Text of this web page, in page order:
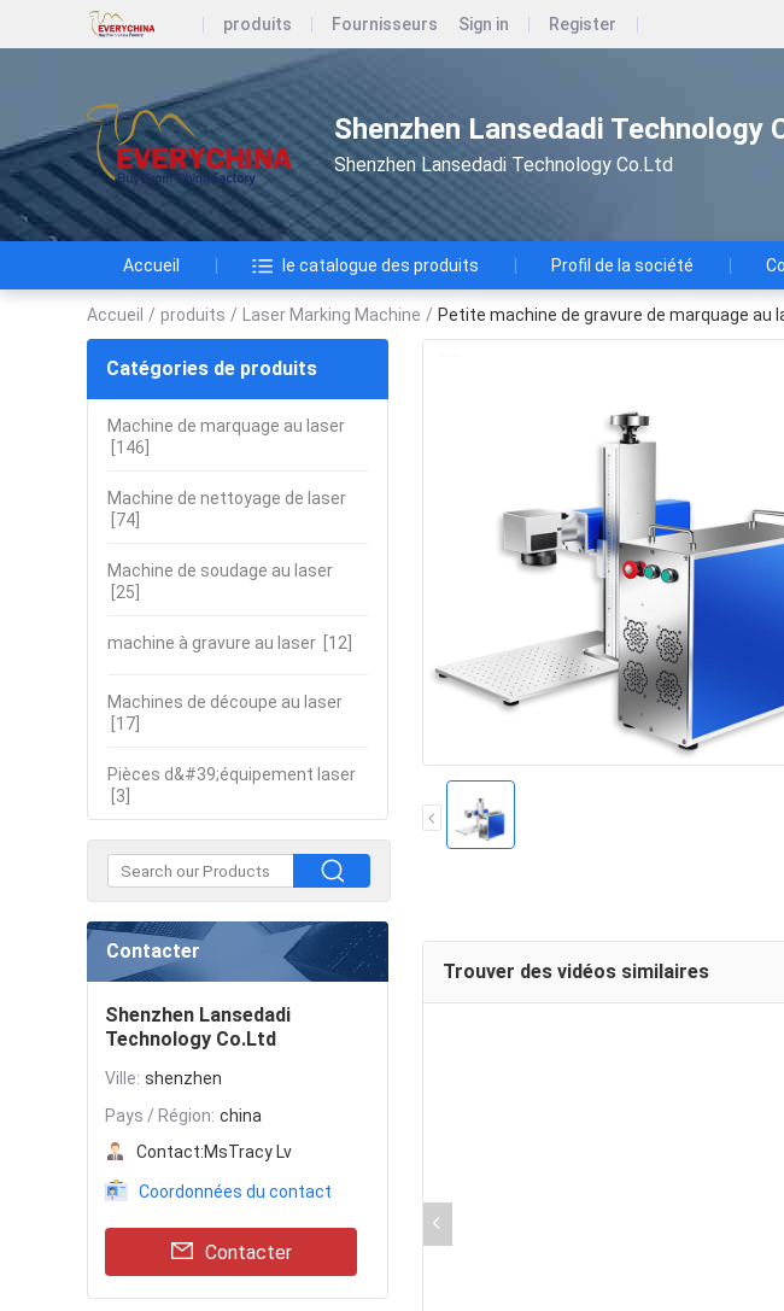
produits Fournisseurs Sign in Register
Shenzhen Lansedadi Technology
Shenzhen Lansedadi Technology Co.Ltd
Accueil le catalogue des produits Profil de la société
Accueil / produits / Laser Marking Machine / Petite machine de gravure de marquage au
Catégories de produits
Machine de marquage au laser
[146]
Machine de nettoyage de laser
[74]
Machine de soudage au laser
[25]
machine à gravure au laser [12]
Machines de découpe au laser
[17]
Pièces d&#39;équipement laser
[3]
Contacter
Shenzhen Lansedadi
Technology Co.Ltd
Ville: shenzhen
Pays / Région: china
Contact:MsTracy Lv
Coordonnées du contact
Contacter
Trouver des vidéos similaires